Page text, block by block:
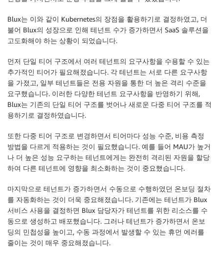
Blux는 이와 같이 Kubernetes의 장점을 활용하기로 결정하였고, 더
불어 Blux의 성장으로 인해 테넌트 수가 증가하면서 SaaS 솔루션을
고도화해야 하는 상황이 되었습니다.
먼저 단일 티어 구조에서 여러 테넌트의 요구사항을 수용할 수 있는
추가적인 티어가 필요해졌습니다. 각 테넌트는 서로 다른 요구사항
을 가졌고, 일부 테넌트들은 전용 자원을 통한 더 높은 격리 수준을
요구했습니다. 이러한 다양한 테넌트 요구사항을 반영하기 위해,
Blux는 기존의 단일 티어 구조를 벗어나 새로운 다중 티어 구조를 적
용하기로 결정하였습니다.
또한 다중 티어 구조로 변경하면서 티어마다 성능 수준, 비용 측정
방법을 다르게 적용하는 것이 필요했습니다. 예를 들어 MAU가 높거
나 더 높은 성능 요구하는 테넌트에게는 완전히 격리된 자원을 할당
하여 다른 테넌트에 영향을 최소화하는 것이 중요했습니다.
마지막으로 테넌트가 증가하면서 수동으로 수행하였던 온보딩 절차
를 자동화하는 것이 더욱 중요해졌습니다. 기존에는 테넌트가 Blux
서비스 사용을 결정하면 Blux 담당자가 테넌트를 위한 리소스를 수
동으로 생성하고 배포했습니다. 그러나 테넌트가 증가하면서 온보
딩의 민첩성을 높이고, 수동 과정에서 발생할 수 있는 휴먼 에러를
줄이는 것이 매우 중요해졌습니다.